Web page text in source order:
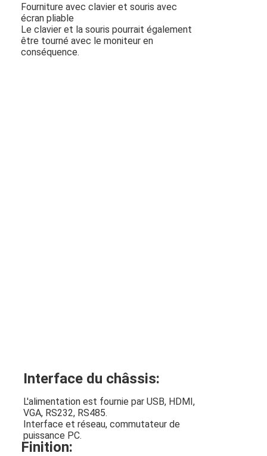
Fourniture avec clavier et souris avec
écran pliable
Le clavier et la souris pourrait également
être tourné avec le moniteur en
conséquence.
Interface du châssis:
L'alimentation est fournie par USB, HDMI,
VGA, RS232, RS485.
Interface et réseau, commutateur de
puissance PC.
Finition: